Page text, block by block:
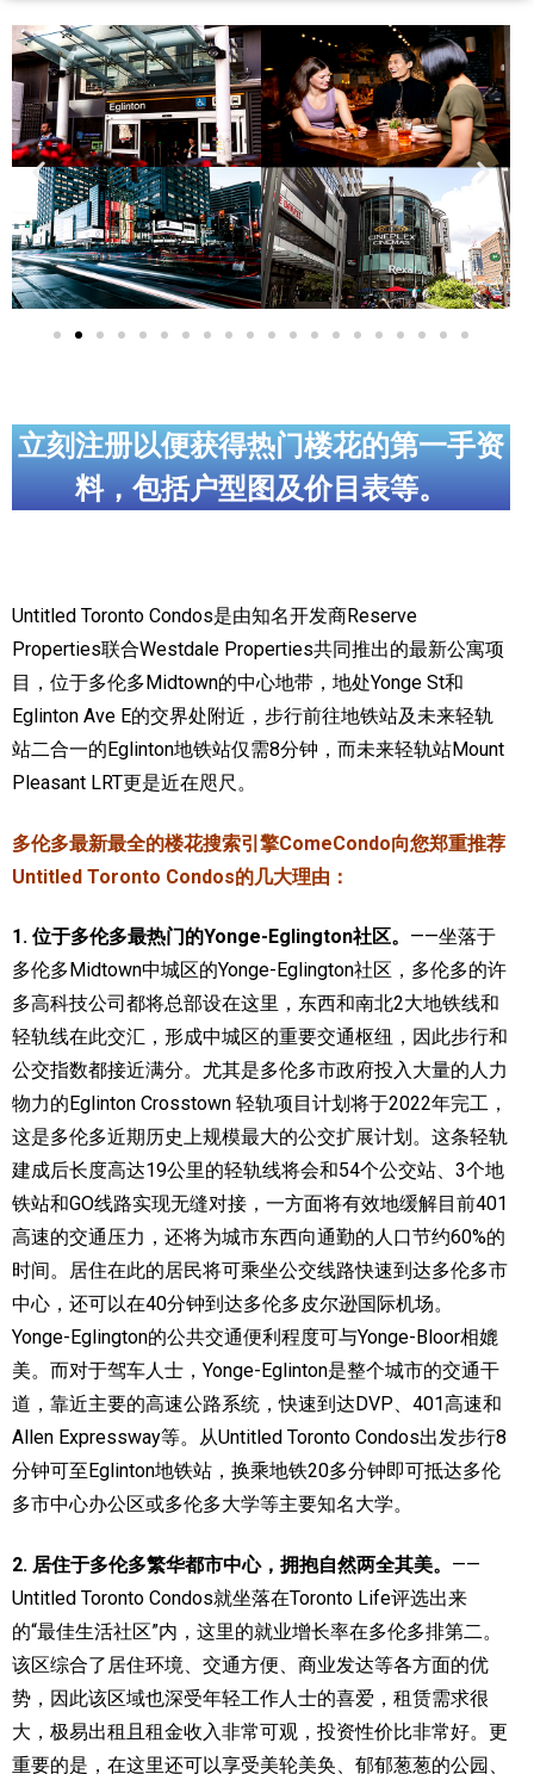
实用链接
加拿大房地产网站
大多伦多教育网站
大多伦多医疗机构
加拿大银行贷款机构
大多伦多交通网络
走近加拿大
加拿大社会保险系统
定居安大略省
安大略省免费医疗保险
加拿大的福利制度
立刻注册以便获得热门楼花的第一手资
料，包括户型图及价目表等。
Untitled Toronto Condos是由知名开发商Reserve
Properties联合Westdale Properties共同推出的最新公寓项
目，位于多伦多Midtown的中心地带，地处Yonge St和
Eglinton Ave E的交界处附近，步行前往地铁站及未来轻轨
站二合一的Eglinton地铁站仅需8分钟，而未来轻轨站Mount
Pleasant LRT更是近在咫尺。
多伦多最新最全的楼花搜索引擎ComeCondo向您郑重推荐
Untitled Toronto Condos的几大理由：
1. 位于多伦多最热门的Yonge-Eglington社区。 ——坐落于
多伦多Midtown中城区的Yonge-Eglington社区，多伦多的许
多高科技公司都将总部设在这里，东西和南北2大地铁线和
轻轨线在此交汇，形成中城区的重要交通枢纽，因此步行和
公交指数都接近满分。尤其是多伦多市政府投入大量的人力
物力的Eglinton Crosstown 轻轨项目计划将于2022年完工，
这是多伦多近期历史上规模最大的公交扩展计划。这条轻轨
建成后长度高达19公里的轻轨线将会和54个公交站、3个地
铁站和GO线路实现无缝对接，一方面将有效地缓解目前401
高速的交通压力，还将为城市东西向通勤的人口节约60%的
时间。居住在此的居民将可乘坐公交线路快速到达多伦多市
中心，还可以在40分钟到达多伦多皮尔逊国际机场。
Yonge-Eglington的公共交通便利程度可与Yonge-Bloor相媲
美。而对于驾车人士，Yonge-Eglinton是整个城市的交通干
道，靠近主要的高速公路系统，快速到达DVP、401高速和
Allen Expressway等。从Untitled Toronto Condos出发步行8
分钟可至Eglinton地铁站，换乘地铁20多分钟即可抵达多伦
多市中心办公区或多伦多大学等主要知名大学。
2. 居住于多伦多繁华都市中心，拥抱自然两全其美。 ——
Untitled Toronto Condos就坐落在Toronto Life评选出来
的“最佳生活社区”内，这里的就业增长率在多伦多排第二。
该区综合了居住环境、交通方便、商业发达等各方面的优
势，因此该区域也深受年轻工作人士的喜爱，租赁需求很
大，极易出租且租金收入非常可观，投资性价比非常好。更
重要的是，在这里还可以享受美轮美奂、郁郁葱葱的公园、